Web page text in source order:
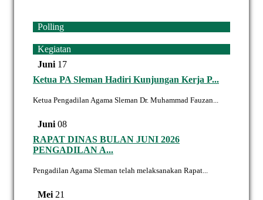
Polling
Kegiatan
Juni 17
Ketua PA Sleman Hadiri Kunjungan Kerja P...
Ketua Pengadilan Agama Sleman Dr. Muhammad Fauzan...
Juni 08
RAPAT DINAS BULAN JUNI 2026
PENGADILAN A...
Pengadilan Agama Sleman telah melaksanakan Rapat...
Mei 21